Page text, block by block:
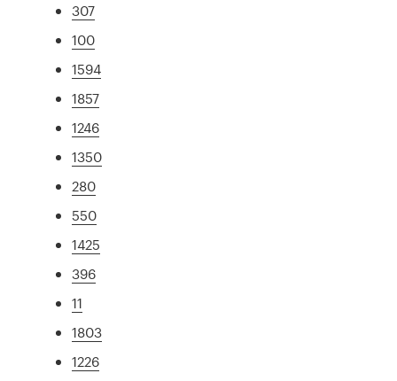
307
100
1594
1857
1246
1350
280
550
1425
396
11
1803
1226